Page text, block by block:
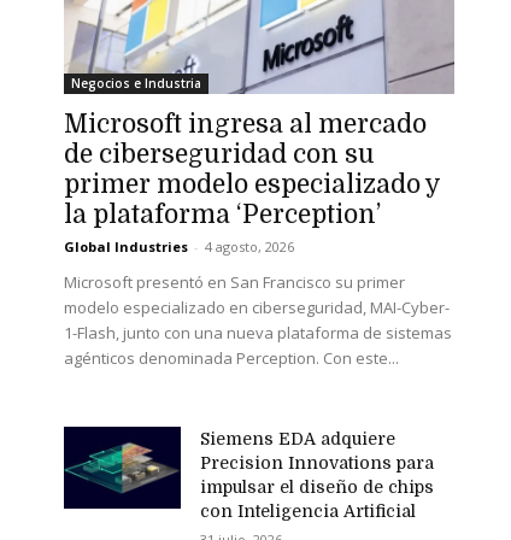
Negocios e Industria
Microsoft ingresa al mercado
de ciberseguridad con su
primer modelo especializado y
la plataforma ‘Perception’
Global Industries - 4 agosto, 2026
Microsoft presentó en San Francisco su primer
modelo especializado en ciberseguridad, MAI-Cyber-
1-Flash, junto con una nueva plataforma de sistemas
agénticos denominada Perception. Con este...
Siemens EDA adquiere
Precision Innovations para
impulsar el diseño de chips
con Inteligencia Artificial